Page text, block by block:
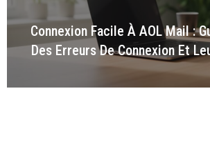
Connexion Facile À AOL Mail :
Des Erreurs De Connexion Et